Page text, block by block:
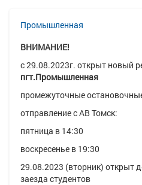
Промышленная
ВНИМАНИЕ!
с 29.08.2023г. открыт новый
пгт.Промышленная
промежуточные
отправление с АВ Томск:
пятница в 14:30
воскресенье в 19:30
29.08.2023 (вторник) открыт
заезда студентов